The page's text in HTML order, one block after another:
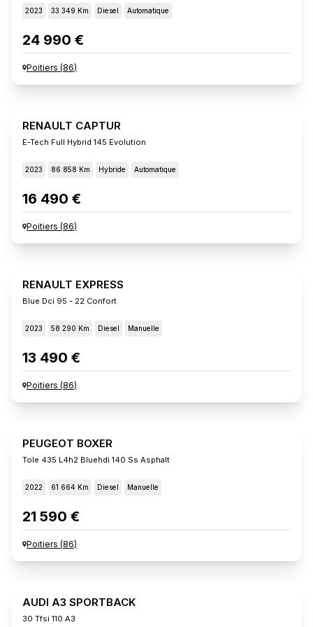
2023 33 349 Km Diesel Automatique
24 990 €
Poitiers (86)
RENAULT CAPTUR
E-Tech Full Hybrid 145 Evolution
2023 86 858 Km Hybride Automatique
16 490 €
Poitiers (86)
RENAULT EXPRESS
Blue Dci 95 - 22 Confort
2023 58 290 Km Diesel Manuelle
13 490 €
Poitiers (86)
PEUGEOT BOXER
Tole 435 L4h2 Bluehdi 140 Ss Asphalt
2022 61 664 Km Diesel Manuelle
21 590 €
Poitiers (86)
AUDI A3 SPORTBACK
30 Tfsi 110 A3